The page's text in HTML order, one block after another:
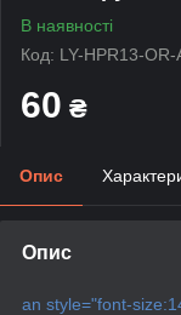
В наявності
Код: LY-HPR13-OR-
60 ₴
Опис
Опис
an style="font-